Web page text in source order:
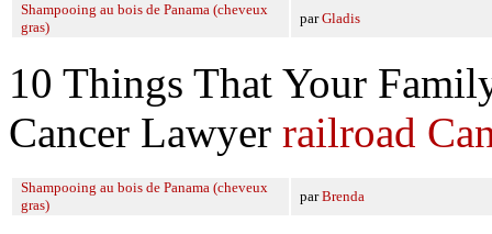
Shampooing au bois de Panama (cheveux
gras)
parGladis
10 Things That Your
Cancer Lawyer railroad
Shampooing au bois de Panama (cheveux
gras)
parBrenda